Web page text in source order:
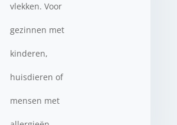
vlekken. Voor
gezinnen met
kinderen,
huisdieren of
mensen met